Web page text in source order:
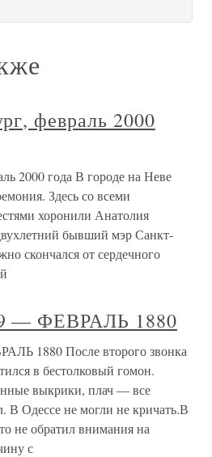
февраль 2000
2000 года В городе на Неве
Здесь со всеми
хоронили Анатолия
бывший мэр Санкт-
скончался от сердечного
— ФЕВРАЛЬ 1880
1880 После второго звонка
в бестолковый гомон.
выкрики, плач — все
В Одессе не могли не кричать.В
не обратил внимания на
с